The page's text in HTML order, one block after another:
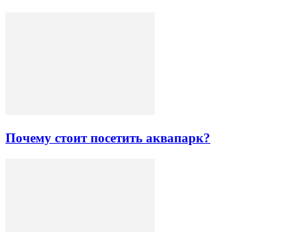
Почему стоит посетить аквапарк?